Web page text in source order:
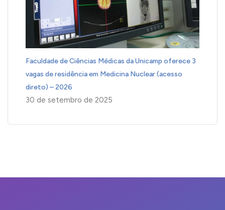
Faculdade de Ciências Médicas da Unicamp oferece 3
vagas de residência em Medicina Nuclear (acesso
direto) – 2026
30 de setembro de 2025